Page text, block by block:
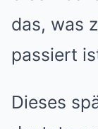
das, was
passiert
Dieses